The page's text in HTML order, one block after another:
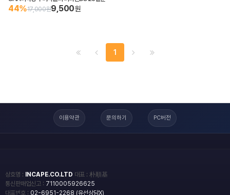
44%17,000원9,500원
1
이용약관 문의하기 PC버전
상호명 : INCAPE.CO.LTD 대표 : 朴順基
통신판매업신고 : 7110005926625
대표번호 : 02-6951-2268 (유선상담X)